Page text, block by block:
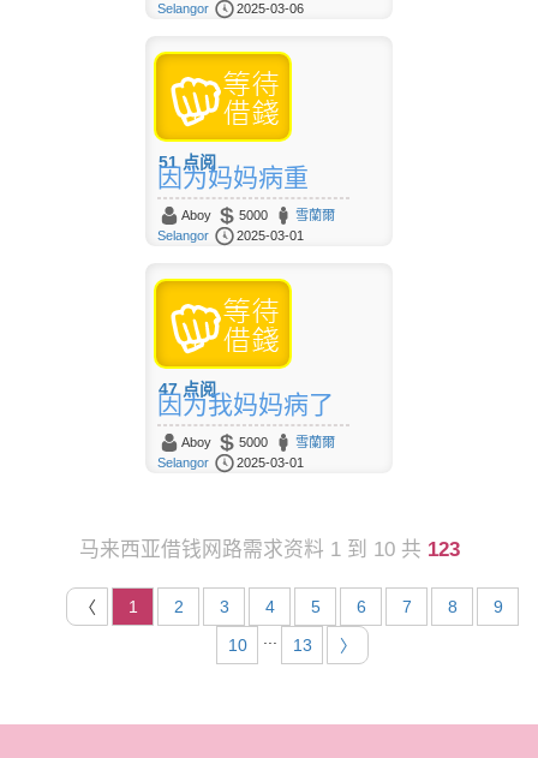
Selangor
2025-03-06
51点阅
因为妈妈病重
Aboy 5000
雪蘭爾
Selangor
2025-03-01
47点阅
因为我妈妈病了
Aboy 5000
雪蘭爾
Selangor
2025-03-01
马来西亚借钱网路需求资料 1 到 10 共 123
〈 1 2 3 4 5 6 7 8
9
10
13 〉